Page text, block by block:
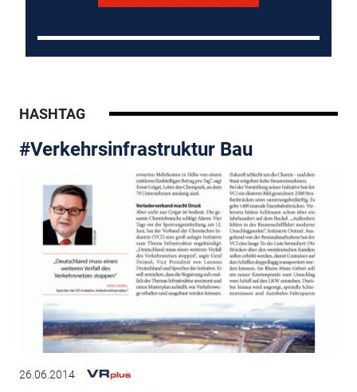
HASHTAG
#Verkehrsinfrastruktur Bau
26.06.2014